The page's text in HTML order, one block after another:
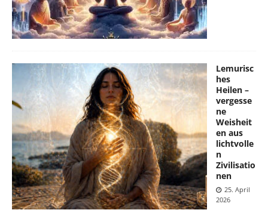
Lemurisc
hes
Heilen –
vergesse
ne
Weisheit
en aus
lichtvolle
n
Zivilisatio
nen
25. April
2026